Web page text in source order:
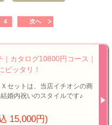
4 次へ
カタログ10800円コース｜
ピッタリ！
セットは、当店イチオシの商
婚内祝いのスタイルです♪
15,000円)